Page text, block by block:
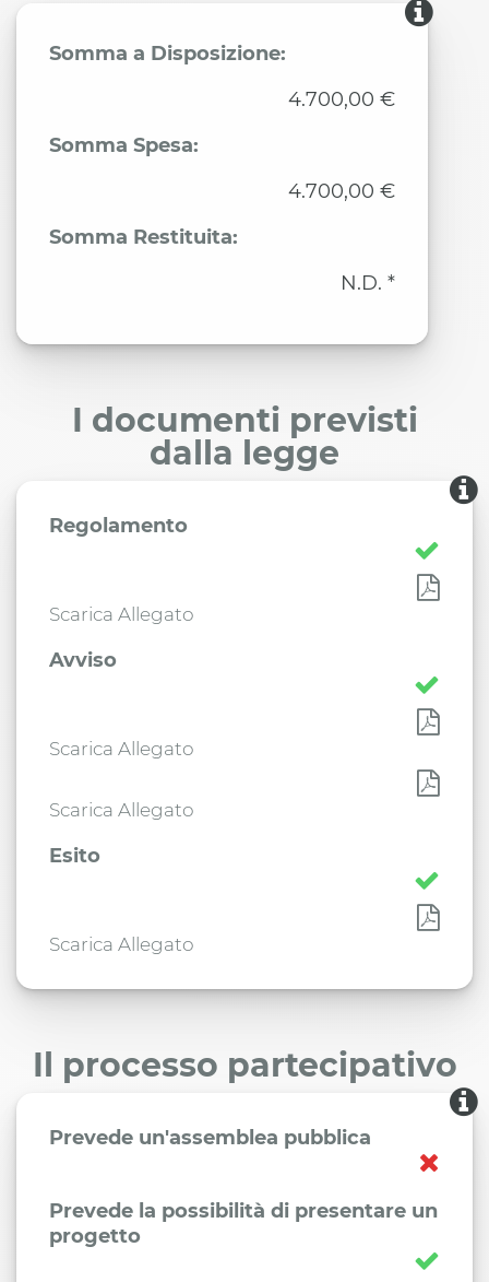
Somma a Disposizione:
4.700,00 €
Somma Spesa:
4.700,00 €
Somma Restituita:
N.D. *
I documenti previsti
dalla legge
Regolamento
Scarica Allegato
Avviso
Scarica Allegato
Scarica Allegato
Esito
Scarica Allegato
Il processo partecipativo
Prevede un'assemblea pubblica
Prevede la possibilità di presentare un
progetto